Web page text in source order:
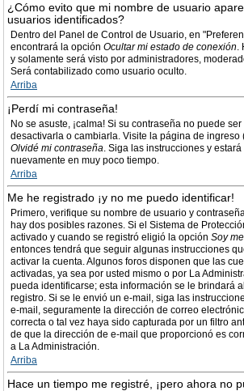
¿Cómo evito que mi nombre de usuario
usuarios identificados?
Dentro del Panel de Control de Usuario, en
encontrará la opción Ocultar mi estado de conexión.
y solamente será visto por administradores,
Será contabilizado como usuario oculto.
Arriba
¡Perdí mi contraseña!
No se asuste, ¡calma! Si su contraseña no puede
desactivarla o cambiarla. Visite la página de ingreso
Olvidé mi contraseña. Siga las instrucciones y
nuevamente en muy poco tiempo.
Arriba
Me he registrado ¡y no me puedo identificar!
Primero, verifique su nombre de usuario y
hay dos posibles razones. Si el Sistema de
activado y cuando se registró eligió la opción Soy
entonces tendrá que seguir algunas instrucciones
activar la cuenta. Algunos foros disponen que las
activadas, ya sea por usted mismo o por La
pueda identificarse; esta información se le brindará
registro. Si se le envió un e-mail, siga las
e-mail, seguramente la dirección de correo
correcta o tal vez haya sido capturada por un filtro
de que la dirección de e-mail que proporcionó es
a La Administración.
Arriba
Hace un tiempo me registré, ¡pero ahora no